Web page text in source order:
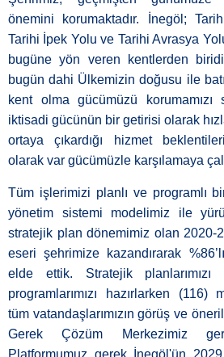
önemini korumaktadır. İnegöl;
Tarihi İpek Yolu ve Tarihi Avrasya
bugüne yön veren kentlerden
bugün dahi Ülkemizin doğusu ile
kent olma gücümüzü korumamızı
iktisadi gücünün bir getirisi olarak
ortaya çıkardığı hizmet
olarak var gücümüzle karşılamaya
Tüm işlerimizi planlı ve programlı
yönetim sistemi modelimiz ile
stratejik plan dönemimiz olan 2020-
eseri şehrimize kazandırarak
elde ettik. Stratejik planlarımızı
programlarımızı hazırlarken (116)
tüm vatandaşlarımızın görüş ve
Gerek Çözüm Merkezimiz
Platformumuz gerek İnegöl'ün